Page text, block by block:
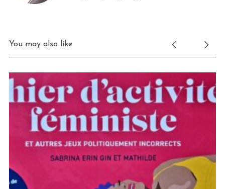
You may also like